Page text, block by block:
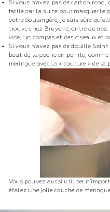
Si vous n’avez pas de carton rond,
facile par la suite pour masquer le
votre boulangère, je suis sûre
trouve chez Bruyerre, entre autres.
vide, un compas et des ciseaux et
Si vous n’avez pas de douille
bout de la poche en pointe,
meringue avec la « couture » de la
Vous pouvez aussi utiliser
étalez une jolie couche de